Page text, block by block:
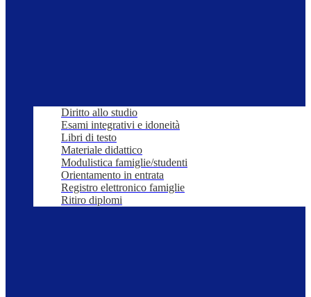
Diritto allo studio
Esami integrativi e idoneità
Libri di testo
Materiale didattico
Modulistica famiglie/studenti
Orientamento in entrata
Registro elettronico famiglie
Ritiro diplomi